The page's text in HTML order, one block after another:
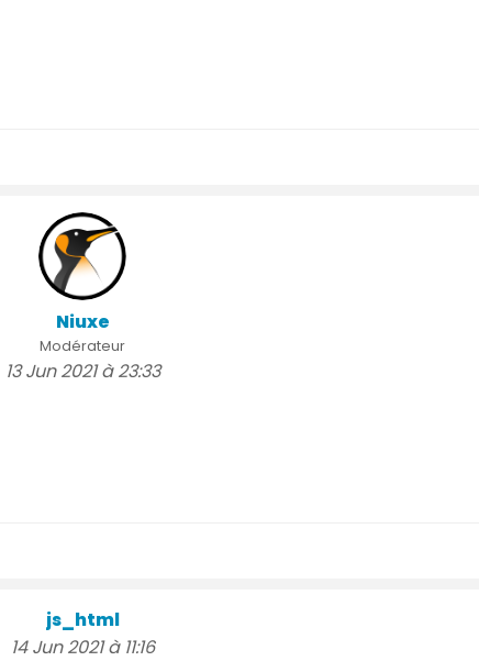
Niuxe
Modérateur
13 Jun 2021 à 23:33
js_html
14 Jun 2021 à 11:16